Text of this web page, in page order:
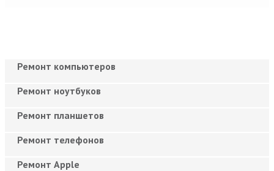
Ремонт компьютеров
Ремонт ноутбуков
Ремонт планшетов
Ремонт телефонов
Ремонт Apple